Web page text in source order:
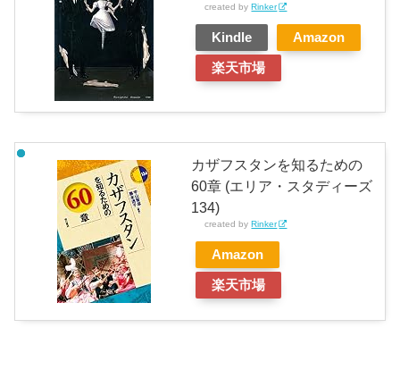
created by Rinker
Kindle Amazon
楽天市場
カザフスタンを知るための
60章 (エリア・スタディーズ
134)
created byRinker
Amazon
楽天市場